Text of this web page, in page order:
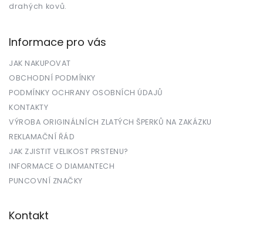
drahých kovů.
Informace pro vás
JAK NAKUPOVAT
OBCHODNÍ PODMÍNKY
PODMÍNKY OCHRANY OSOBNÍCH ÚDAJŮ
KONTAKTY
VÝROBA ORIGINÁLNÍCH ZLATÝCH ŠPERKŮ NA ZAKÁZKU
REKLAMAČNÍ ŘÁD
JAK ZJISTIT VELIKOST PRSTENU?
INFORMACE O DIAMANTECH
PUNCOVNÍ ZNAČKY
Kontakt